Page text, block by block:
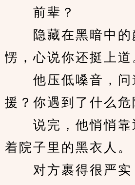
前辈？
隐藏在黑暗中的
愣，心说你还挺上道
他压低嗓音，问
援？你遇到了什么危
说完，他悄悄靠
着院子里的黑衣人。
对方裹得很严实